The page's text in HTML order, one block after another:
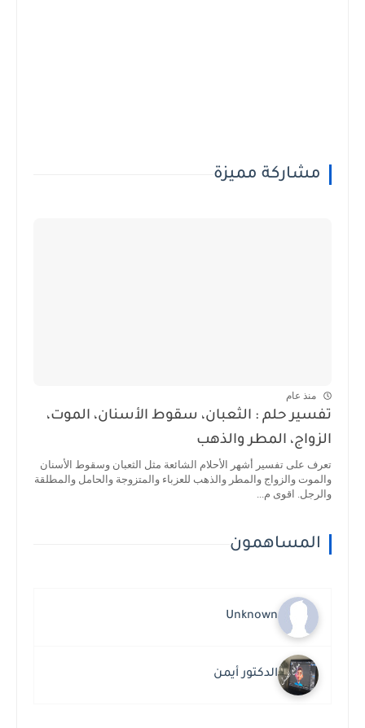
مشاركة مميزة
منذ عام
تفسير حلم : الثعبان، سقوط الأسنان، الموت،
الزواج، المطر والذهب
تعرف على تفسير أشهر الأحلام الشائعة مثل الثعبان وسقوط الأسنان
والموت والزواج والمطر والذهب للعزباء والمتزوجة والحامل والمطلقة
والرجل. اقوى م...
المساهمون
Unknown
الدكتور أيمن